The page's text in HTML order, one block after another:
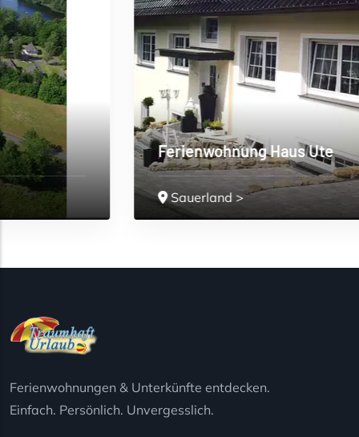
Ferienwohnung Haus Ute
>
Ferienwohnungen & Unterkünfte entdecken.
Einfach. Persönlich. Unvergesslich.